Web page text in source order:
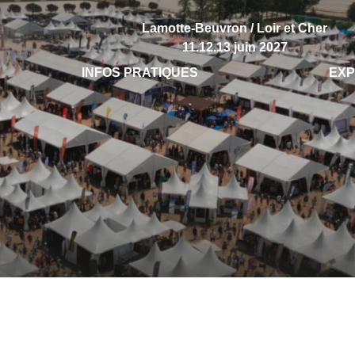
Lamotte-Beuvron / Loir et Cher
11.12.13 juin 2027
INFOS PRATIQUES